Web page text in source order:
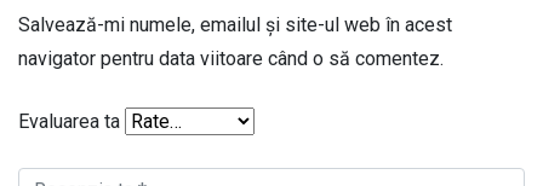
Salvează-mi numele, emailul și site-ul web în acest
navigator pentru data viitoare când o să comentez.
Evaluarea ta